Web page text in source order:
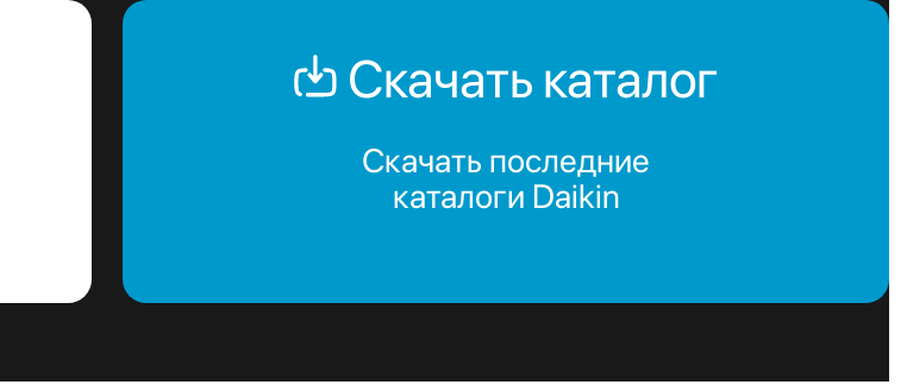
Скачать каталог
Скачать последние
каталоги Daikin